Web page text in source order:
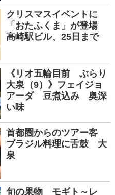
クリスマスイベントに
「おたふくま」が登場
高崎駅ビル、25日まで
《リオ五輪目前 ぶらり
大泉（9）》フェイジョ
アーダ 豆煮込み 奥深
い味
首都圏からのツアー客
ブラジル料理に舌鼓 大
泉
旬の果物 モギト～レ